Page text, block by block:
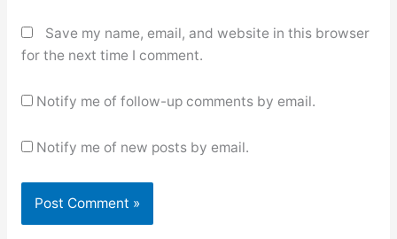
Save my name, email, and website in this browser
for the next time I comment.
Notify me of follow-up comments by email.
Notify me of new posts by email.